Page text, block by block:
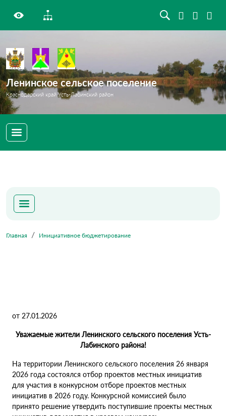
Ленинское сельское поселение
Краснодарский край Усть-Лабинский район
Главная Инициативное бюджетирование
от 27.01.2026
Уважаемые жители Ленинского сельского поселения Усть-
Лабинского района!
На территории Ленинского сельского поселения 26 января
2026 года состоялся отбор проектов местных инициатив
для участия в конкурсном отборе проектов местных
инициатив в 2026 году. Конкурсной комиссией было
принято решение утвердить поступившие проекты местных